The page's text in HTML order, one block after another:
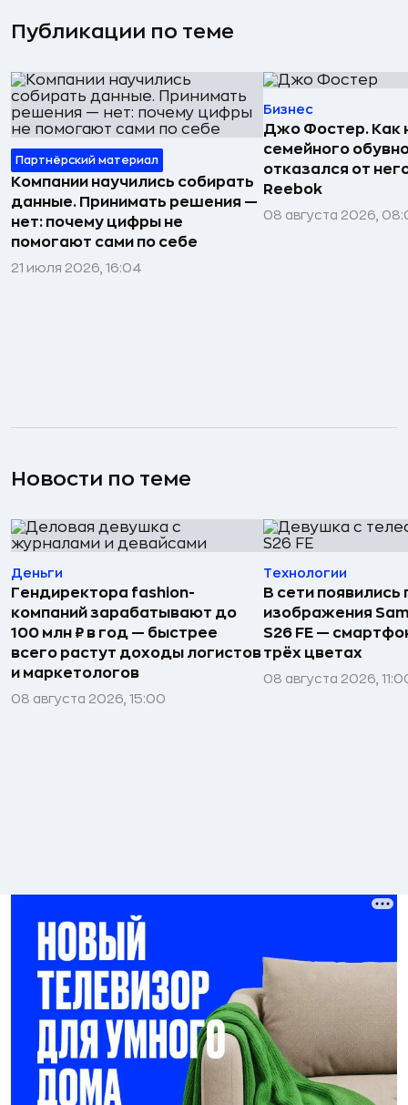
Публикации по теме
Партнёрский материал
Компании научились собирать
данные. Принимать решения —
нет: почему цифры не
помогают сами по себе
21 июля 2026, 16:04
Бизнес
Джо Фостер. Как
семейного
отказался от
Reebok
08 августа 2026,
Новости по теме
Деньги
Гендиректора fashion-
компаний зарабатывают до
100 млн ₽ в год — быстрее
всего растут доходы логистов
и маркетологов
08 августа 2026, 15:00
Технологии
В сети появились
изображения
S26 FE —
трёх цветах
08 августа 2026,